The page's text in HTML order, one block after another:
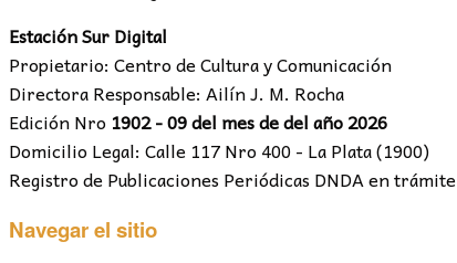
Estación Sur Digital
Propietario: Centro de Cultura y Comunicación
Directora Responsable: Ailín J. M. Rocha
Edición Nro 1902 - 09 del mes de del año 2026
Domicilio Legal: Calle 117 Nro 400 - La Plata (1900)
Registro de Publicaciones Periódicas DNDA en trámite
Navegar el sitio